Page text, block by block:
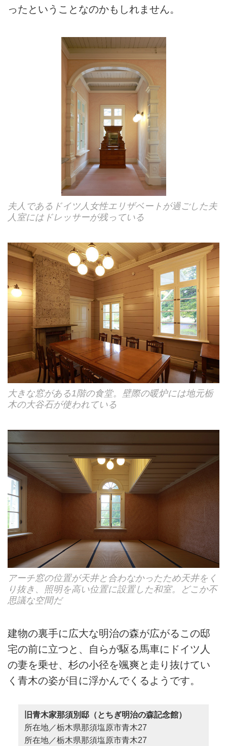
ったということなのかもしれません。
夫人であるドイツ人女性エリザベートが過ごした夫
人室にはドレッサーが残っている
大きな窓がある1階の食堂。壁際の暖炉には地元栃
木の大谷石が使われている
アーチ窓の位置が天井と合わなかったため天井をく
り抜き、照明を高い位置に設置した和室。どこか不
思議な空間だ
建物の裏手に広大な明治の森が広がるこの邸
宅の前に立つと、自らが駆る馬車にドイツ人
の妻を乗せ、杉の小径を颯爽と走り抜けてい
く青木の姿が目に浮かんでくるようです。
旧青木家那須別邸（とちぎ明治の森記念館）
所在地／栃木県那須塩原市青木27
所在地／栃木県那須塩原市青木27